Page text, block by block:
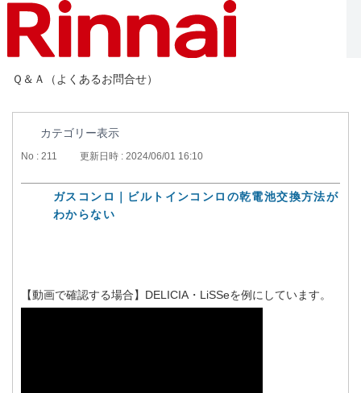
Ｑ＆Ａ（よくあるお問合せ）
カテゴリー表示
No : 211 更新日時 : 2024/06/01 16:10
ガスコンロ｜ビルトインコンロの乾電池交換方法が
わからない
【動画で確認する場合】DELICIA・LiSSeを例にしています。